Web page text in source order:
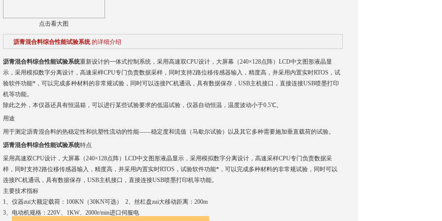
点击看大图
沥青混合料综合性能试验系统 的详细介绍
沥青混合料综合性能试验系统重新设计的一体式控制系统，采用高速双CPU设计，大屏幕（240×128点阵）LCD中文图形液晶显
示，采用模拟数字分离设计，高速采样CPU专门负责数据采样，同时支持2路位移传感器输入，精度高，并采用内置实时RTOS，试
验软件功能*，可以完成多种材料的非常规试验，同时可以连接PC机通讯，具有数据保存，USB主机接口，直接连接USB喷墨打印
机等功能。
除此之外，本仪器还具有恒温箱，可以进行某些试验要求的低温试验，仪器自动恒温，温度波动小于0.5℃。
用途
用于测定沥青混合料的热稳定性和抗塑性流动的性能——稳定度和流值（马歇尔试验）以及其它多种需要施加垂直载荷的试验。
沥青混合料综合性能试验系统特点
采用高速双CPU设计，大屏幕（240×128点阵）LCD中文图形液晶显示，采用模拟数字分离设计，高速采样CPU专门负责数据采
样，同时支持2路位移传感器输入，精度高，并采用内置实时RTOS，试验软件功能*，可以完成多种材料的非常规试验，同时可以
连接PC机通讯，具有数据保存，USB主机接口，直接连接USB喷墨打印机等功能。
主要技术指标
1、仪器zui大额定载荷：100KN（30KN可选） 2、丝杠盘zui大移动距离：200m
3、电动机规格：220V、1KW、2000r/min进口伺服电